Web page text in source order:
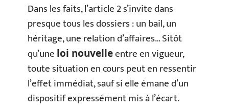
Dans les faits, l’article 2 s’invite dans
presque tous les dossiers : un bail, un
héritage, une relation d’affaires… Sitôt
qu’une loi nouvelleentre en vigueur,
toute situation en cours peut en ressentir
l’effet immédiat, sauf si elle émane d’un
dispositif expressément mis à l’écart.